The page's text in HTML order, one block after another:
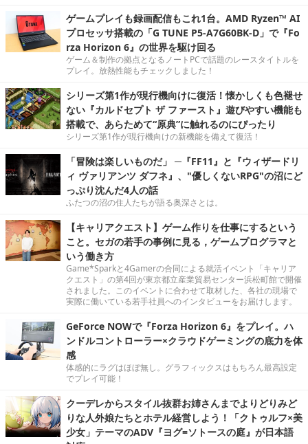
ゲームプレイも録画配信もこれ1台。AMD Ryzen™ AI
プロセッサ搭載の「G TUNE P5-A7G60BK-D」で『Fo
rza Horizon 6』の世界を駆け回る
ゲーム＆制作の拠点となるノートPCで話題のレースタイトルを
プレイ。放熱性能もチェックしました！
シリーズ第1作が現行機向けに復活！懐かしくも色褪せ
ない『カルドセプト ザ ファースト』遊びやすい機能も
搭載で、あらためて“原典”に触れるのにぴったり
シリーズ第1作が現行機向けの新機能を備えて復活！
「冒険は楽しいものだ」 ─『FF11』と『ウィザードリ
ィ ヴァリアンツ ダフネ』、"優しくないRPG"の沼にど
っぷり沈んだ4人の話
ふたつの沼の住人たちが語る奥深さとは。
【キャリアクエスト】ゲーム作りを仕事にするという
こと。セガの若手の事例に見る，ゲームプログラマと
いう働き方
Game*Sparkと4Gamerの合同による就活イベント「キャリア
クエスト」の第4回が東京都立産業貿易センター浜松町館で開催
されました。このイベントに合わせて取材した、各社の現場で
実際に働いている若手社員へのインタビューをお届けします。
GeForce NOWで『Forza Horizon 6』をプレイ。ハ
ンドルコントローラー×クラウドゲーミングの底力を体
感
体感的にラグはほぼ無し。グラフィックスはもちろん最高設定
でプレイ可能！
クーデレからスタイル抜群お姉さんまでよりどりみど
りな人外娘たちとホテル経営しよう！「クトゥルフ×美
少女」テーマのADV『ヨグ=ソトースの庭』が日本語